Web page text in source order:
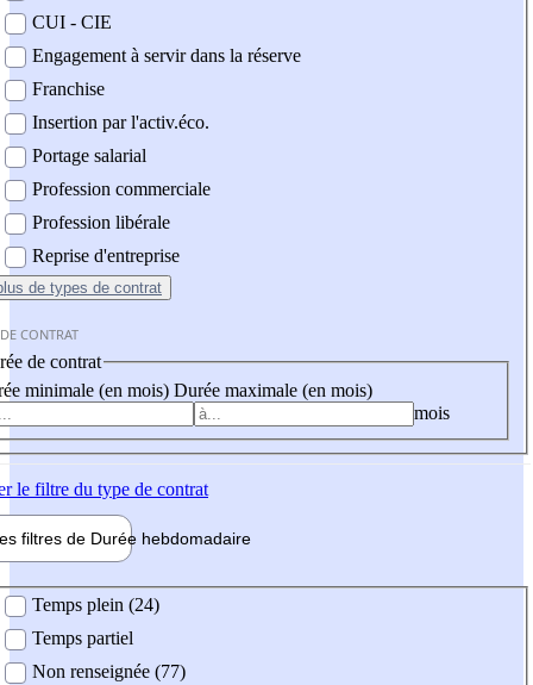
CUI - CIE
Engagement à servir dans la réserve
Franchise
Insertion par l'activ.éco.
Portage salarial
Profession commerciale
Profession libérale
Reprise d'entreprise
de types de contrat
CONTRAT
de contrat
minimale (en mois) Durée maximale (en mois)
mois
le filtre du type de contrat
filtres de Durée hebdomadaire
Temps plein (24)
Temps partiel
Non renseignée (77)